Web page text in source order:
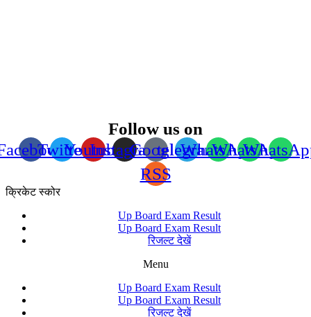
Follow us on
TwitterYoutube
Instagram
Googletelegram
WhatsApp
WhatsApp
RSS
क्रिकेट स्कोर
Up Board Exam Result
Up Board Exam Result
रिजल्ट देखें
Menu
Up Board Exam Result
Up Board Exam Result
रिजल्ट देखें